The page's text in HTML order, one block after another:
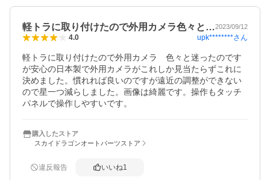
軽トラに取り付けたので外用カメラ色々と…2023/09/12
4.0 upk********さん
軽トラに取り付けたので外用カメラ　色々と迷ったのです
が安心の日本製で外用カメラがこれしか見当たらずこれに
決めました。慣れれば良いのですが遠近の調整ができない
ので星一つ減らしました。画像は綺麗です。操作もタッチ
パネルで操作しやすいです。
購入したストア
スカイドラゴンオートパーツストア
違反報告 いいね1